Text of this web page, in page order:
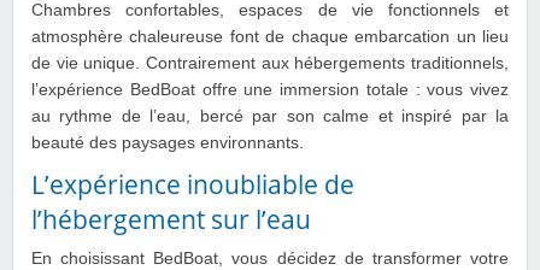
Chambres confortables, espaces de vie fonctionnels et
atmosphère chaleureuse font de chaque embarcation un lieu
de vie unique. Contrairement aux hébergements traditionnels,
l’expérience BedBoat offre une immersion totale : vous vivez
au rythme de l’eau, bercé par son calme et inspiré par la
beauté des paysages environnants.
L’expérience inoubliable de
l’hébergement sur l’eau
En choisissant BedBoat, vous décidez de transformer votre